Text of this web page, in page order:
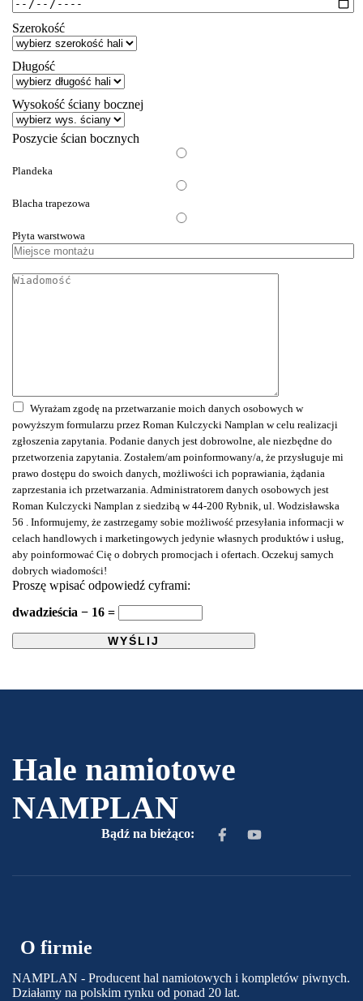
Szerokość
Długość
Wysokość ściany bocznej
Poszycie ścian bocznych
Plandeka
Blacha trapezowa
Płyta warstwowa
Miejsce
Wyrażam zgodę na przetwarzanie moich danych osobowych w
powyższym formularzu przez Roman Kulczycki Namplan w celu realizacji
zgłoszenia zapytania. Podanie danych jest dobrowolne, ale niezbędne do
przetworzenia zapytania. Zostałem/am poinformowany/a, że przysługuje mi
prawo dostępu do swoich danych, możliwości ich poprawiania, żądania
zaprzestania ich przetwarzania. Administratorem danych osobowych jest
Roman Kulczycki Namplan z siedzibą w 44-200 Rybnik, ul. Wodzisławska
56 . Informujemy, że zastrzegamy sobie możliwość przesyłania informacji w
celach handlowych i marketingowych jedynie własnych produktów i usług,
aby poinformować Cię o dobrych promocjach i ofertach. Oczekuj samych
dobrych wiadomości!
Proszę wpisać odpowiedź cyframi:
dwadzieścia − 16 =
Hale namiotowe
NAMPLAN
Bądź na bieżąco:
O firmie
NAMPLAN - Producent hal namiotowych i kompletów piwnych.
Działamy na polskim rynku od ponad 20 lat.